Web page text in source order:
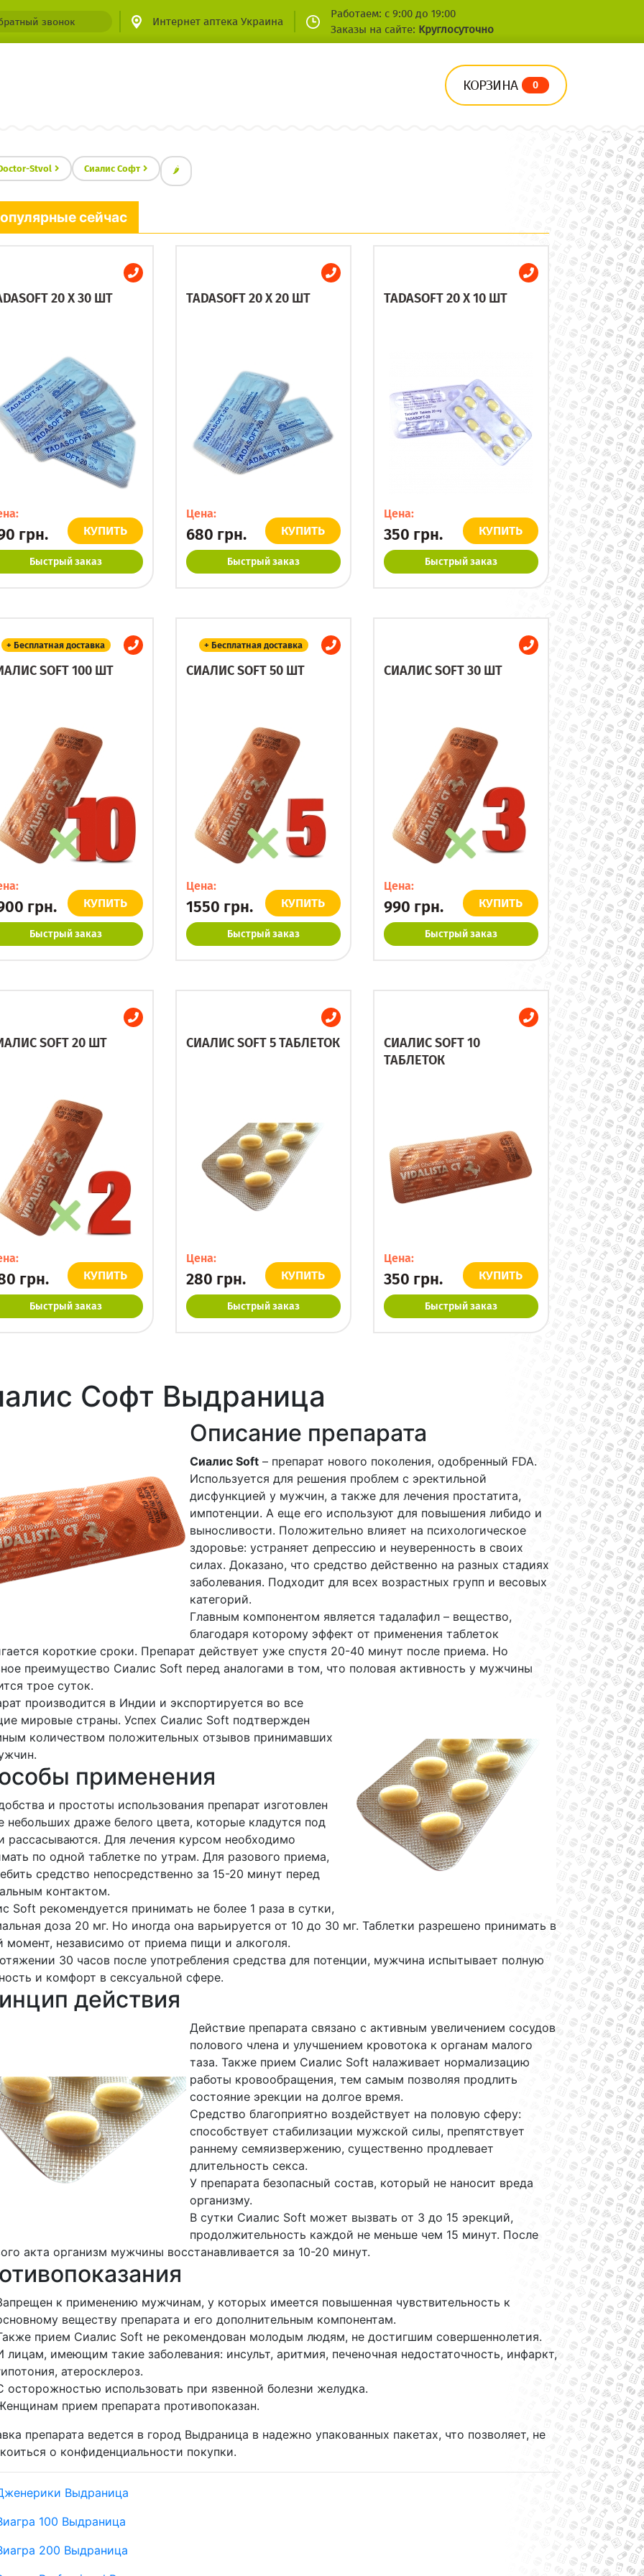
звонок Интернет аптека Украина
Работаем: с 9:00 до 19:00
Заказы на сайте: Круглосуточно
КОРЗИНА 0
Stvol Сиалис Софт 🌶
сейчас
20 X 30 ШТ
грн. КУПИТЬ
Быстрый заказ
TADASOFT 20 X 20 ШТ
Цена:
680 грн. КУПИТЬ
Быстрый заказ
TADASOFT 20 X 10 ШТ
Цена:
350 грн. КУПИТЬ
Быстрый заказ
+ Бесплатная доставка
SOFT 100 ШТ
грн. КУПИТЬ
Быстрый заказ
+ Бесплатная доставка
СИАЛИС SOFT 50 ШТ
Цена:
1550 грн. КУПИТЬ
Быстрый заказ
СИАЛИС SOFT 30 ШТ
Цена:
990 грн. КУПИТЬ
Быстрый заказ
SOFT 20 ШТ
грн. КУПИТЬ
Быстрый заказ
СИАЛИС SOFT 5 ТАБЛЕТОК
Цена:
280 грн. КУПИТЬ
Быстрый заказ
СИАЛИС SOFT 10
ТАБЛЕТОК
Цена:
350 грн. КУПИТЬ
Быстрый заказ
Софт Выдраница
Описание препарата
Сиалис Soft – препарат нового поколения, одобренный FDA.
Используется для решения проблем с эректильной
дисфункцией у мужчин, а также для лечения простатита,
импотенции. А еще его используют для повышения либидо и
выносливости. Положительно влияет на психологическое
здоровье: устраняет депрессию и неуверенность в своих
силах. Доказано, что средство действенно на разных стадиях
заболевания. Подходит для всех возрастных групп и весовых
категорий.
Главным компонентом является тадалафил – вещество,
благодаря которому эффект от применения таблеток
короткие сроки. Препарат действует уже спустя 20-40 минут после приема. Но
преимущество Сиалис Soft перед аналогами в том, что половая активность у мужчины
трое суток.
производится в Индии и экспортируется во все
мировые страны. Успех Сиалис Soft подтвержден
количеством положительных отзывов принимавших
применения
и простоты использования препарат изготовлен
небольших драже белого цвета, которые кладутся под
рассасываются. Для лечения курсом необходимо
по одной таблетке по утрам. Для разового приема,
средство непосредственно за 15-20 минут перед
контактом.
Soft рекомендуется принимать не более 1 раза в сутки,
доза 20 мг. Но иногда она варьируется от 10 до 30 мг. Таблетки разрешено принимать в
момент, независимо от приема пищи и алкоголя.
30 часов после употребления средства для потенции, мужчина испытывает полную
и комфорт в сексуальной сфере.
действия
Действие препарата связано с активным увеличением сосудов
полового члена и улучшением кровотока к органам малого
таза. Также прием Сиалис Soft налаживает нормализацию
работы кровообращения, тем самым позволяя продлить
состояние эрекции на долгое время.
Средство благоприятно воздействует на половую сферу:
способствует стабилизации мужской силы, препятствует
раннему семяизвержению, существенно продлевает
длительность секса.
У препарата безопасный состав, который не наносит вреда
организму.
В сутки Сиалис Soft может вызвать от 3 до 15 эрекций,
продолжительность каждой не меньше чем 15 минут. После
акта организм мужчины восстанавливается за 10-20 минут.
к применению мужчинам, у которых имеется повышенная чувствительность к
веществу препарата и его дополнительным компонентам.
прием Сиалис Soft не рекомендован молодым людям, не достигшим совершеннолетия.
лицам, имеющим такие заболевания: инсульт, аритмия, печеночная недостаточность, инфаркт,
атеросклероз.
осторожностью использовать при язвенной болезни желудка.
прием препарата противопоказан.
препарата ведется в город Выдраница в надежно упакованных пакетах, что позволяет, не
о конфиденциальности покупки.
Выдраница
100 Выдраница
200 Выдраница